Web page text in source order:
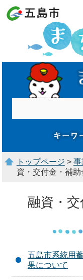
トップページ > 事
資・交付金・補
融資・
五島市系統用
果について